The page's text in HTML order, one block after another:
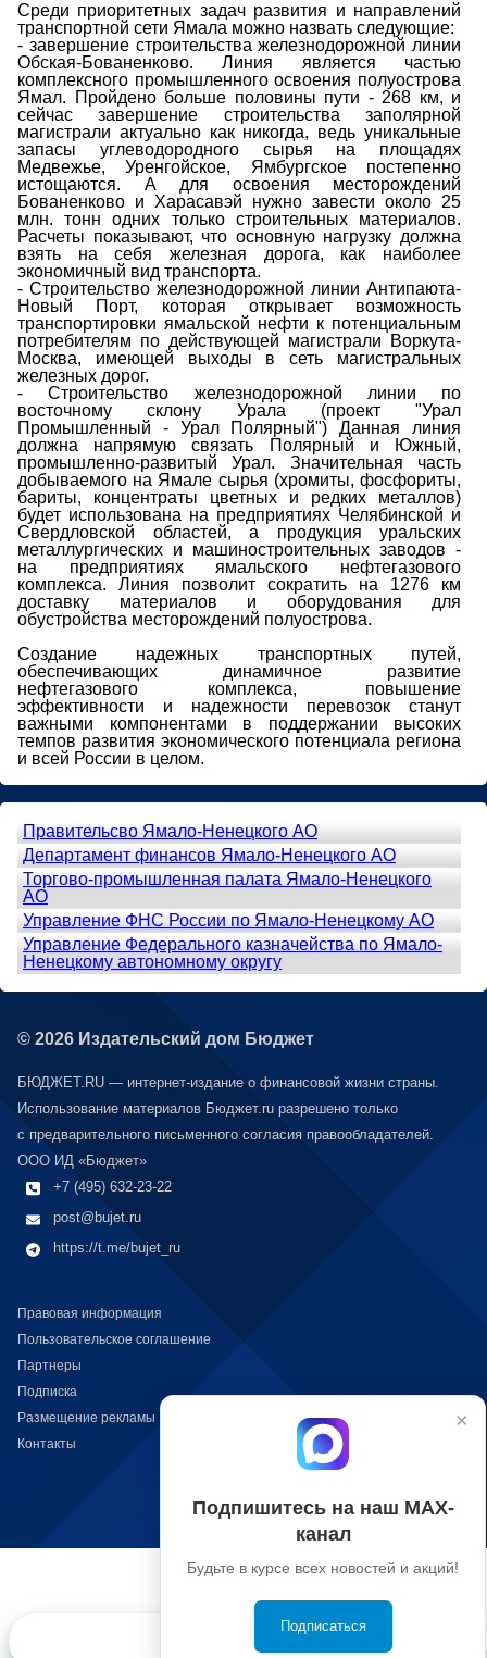
Контакты Вход
Среди приоритетных задач развития и направлений
транспортной сети Ямала можно назвать следующие:
- завершение строительства железнодорожной линии
Обская-Бованенково. Линия является частью
комплексного промышленного освоения полуострова
Ямал. Пройдено больше половины пути - 268 км, и
сейчас завершение строительства заполярной
магистрали актуально как никогда, ведь уникальные
запасы углеводородного сырья на площадях
Медвежье, Уренгойское, Ямбургское постепенно
истощаются. А для освоения месторождений
Бованенково и Харасавэй нужно завести около 25
млн. тонн одних только строительных материалов.
Расчеты показывают, что основную нагрузку должна
взять на себя железная дорога, как наиболее
экономичный вид транспорта.
- Строительство железнодорожной линии Антипаюта-
Новый Порт, которая открывает возможность
транспортировки ямальской нефти к потенциальным
потребителям по действующей магистрали Воркута-
Москва, имеющей выходы в сеть магистральных
железных дорог.
- Строительство железнодорожной линии по
восточному склону Урала (проект "Урал
Промышленный - Урал Полярный") Данная линия
должна напрямую связать Полярный и Южный,
промышленно-развитый Урал. Значительная часть
добываемого на Ямале сырья (хромиты, фосфориты,
бариты, концентраты цветных и редких металлов)
будет использована на предприятиях Челябинской и
Свердловской областей, а продукция уральских
металлургических и машиностроительных заводов -
на предприятиях ямальского нефтегазового
комплекса. Линия позволит сократить на 1276 км
доставку материалов и оборудования для
обустройства месторождений полуострова.
Создание надежных транспортных путей,
обеспечивающих динамичное развитие
нефтегазового комплекса, повышение
эффективности и надежности перевозок станут
важными компонентами в поддержании высоких
темпов развития экономического потенциала региона
и всей России в целом.
Правительсво Ямало-Ненецкого АО
Департамент финансов Ямало-Ненецкого АО
Торгово-промышленная палата Ямало-Ненецкого
АО
Управление ФНС России по Ямало-Ненецкому АО
Управление Федерального казначейства по Ямало-
Ненецкому автономному округу
© 2026 Издательский дом Бюджет
БЮДЖЕТ.RU — интернет-издание о финансовой жизни страны.
Использование материалов Бюджет.ru разрешено только
с предварительного письменного согласия правообладателей.
ООО ИД «Бюджет»
+7 (495) 632-23-22
post@bujet.ru
https://t.me/bujet_ru
Правовая информация
Пользовательское соглашение
Партнеры
Подписка
Размещение рекламы
Контакты
×
Подпишитесь на наш МАХ-
канал
Будьте в курсе всех новостей и акций!
Подписаться